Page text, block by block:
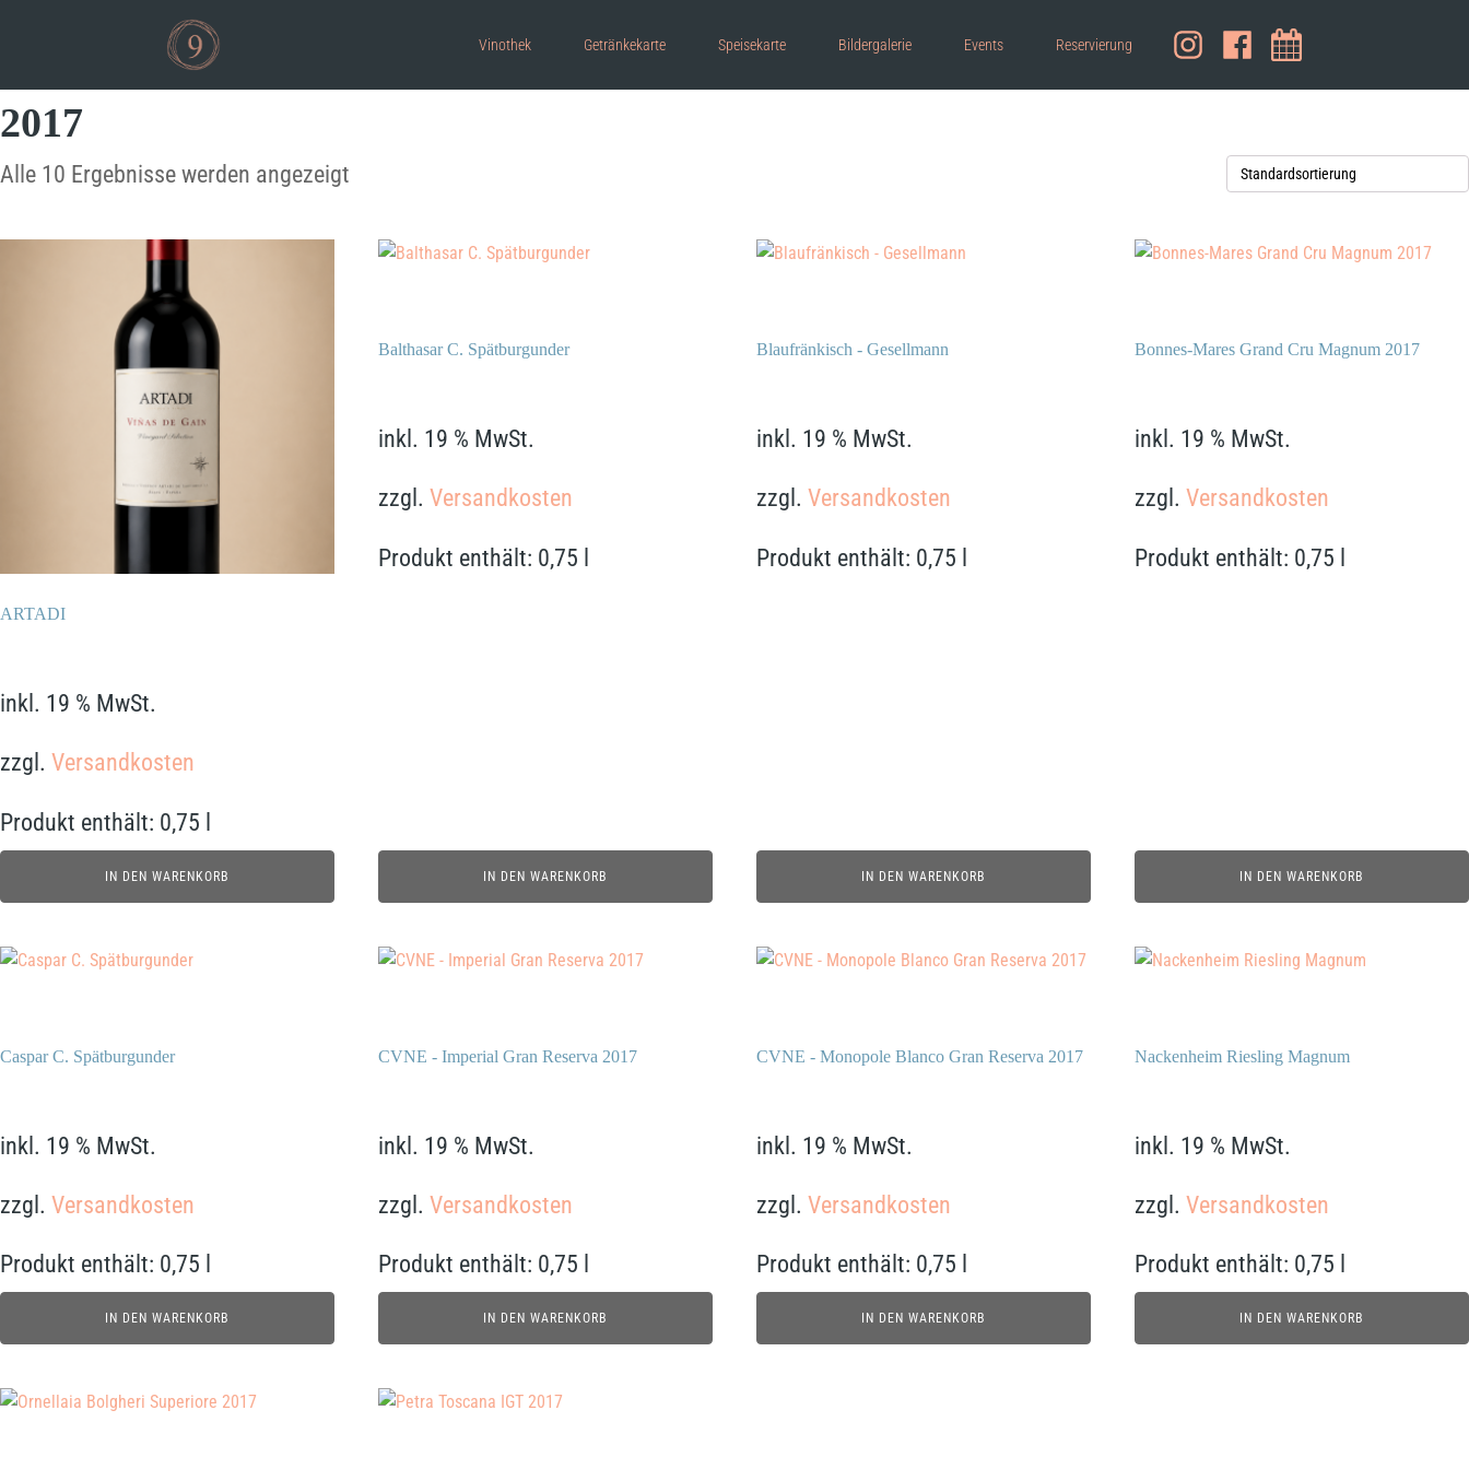
Vinothek Getränkekarte Speisekarte Bildergalerie Events Reservierung
2017
Alle 10 Ergebnisse werden angezeigt
ARTADI
inkl. 19 % MwSt.
zzgl. Versandkosten
Produkt enthält: 0,75
IN DEN WARENKORB
Balthasar C. Spätburgunder
inkl. 19 % MwSt.
zzgl. Versandkosten
Produkt enthält: 0,75
IN DEN WARENKORB
Blaufränkisch - Gesellmann
inkl. 19 % MwSt.
zzgl. Versandkosten
Produkt enthält: 0,75
IN DEN WARENKORB
Bonnes-Mares Grand Cru Magnum 2017
inkl. 19 % MwSt.
zzgl. Versandkosten
Produkt enthält: 0,75
IN DEN WARENKORB
Caspar C. Spätburgunder
inkl. 19 % MwSt.
zzgl. Versandkosten
Produkt enthält: 0,75
IN DEN WARENKORB
CVNE - Imperial Gran Reserva 2017
inkl. 19 % MwSt.
zzgl. Versandkosten
Produkt enthält: 0,75
IN DEN WARENKORB
CVNE - Monopole Blanco Gran Reserva 2017
inkl. 19 % MwSt.
zzgl. Versandkosten
Produkt enthält: 0,75
IN DEN WARENKORB
Nackenheim Riesling Magnum
inkl. 19 % MwSt.
zzgl. Versandkosten
Produkt enthält: 0,75
IN DEN WARENKORB